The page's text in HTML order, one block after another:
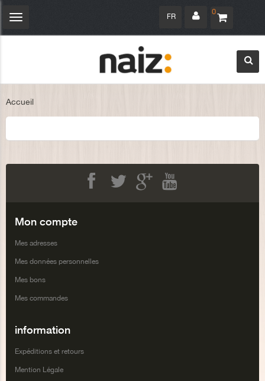
0
FR
Navigation
Accueil
Mon compte
Mes adresses
Mes données personnelles
Mes bons
Mes commandes
information
Expéditions et retours
Mention Légale